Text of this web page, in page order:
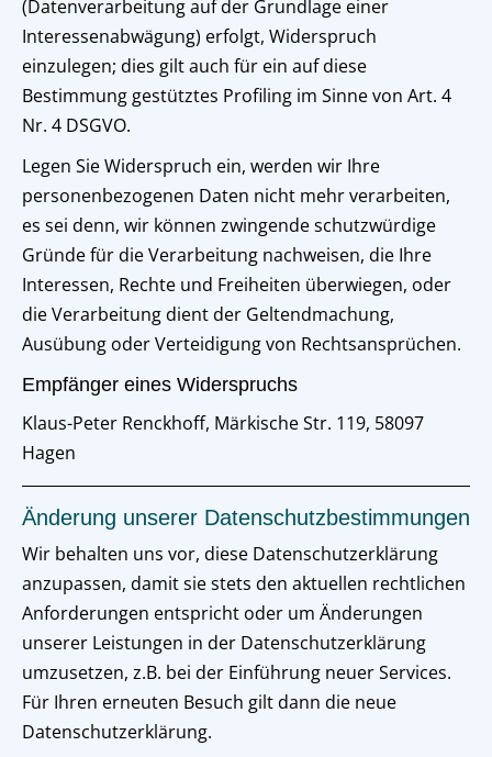
(Datenverarbeitung auf der Grundlage einer
Interessenabwägung) erfolgt, Widerspruch
einzulegen; dies gilt auch für ein auf diese
Bestimmung gestütztes Profiling im Sinne von Art. 4
Nr. 4 DSGVO.
Legen Sie Widerspruch ein, werden wir Ihre
personenbezogenen Daten nicht mehr verarbeiten,
es sei denn, wir können zwingende schutzwürdige
Gründe für die Verarbeitung nachweisen, die Ihre
Interessen, Rechte und Freiheiten überwiegen, oder
die Verarbeitung dient der Geltendmachung,
Ausübung oder Verteidigung von Rechtsansprüchen.
Empfänger eines Widerspruchs
Klaus-Peter Renckhoff, Märkische Str. 119, 58097
Hagen
Änderung unserer Datenschutzbestimmungen
Wir behalten uns vor, diese Datenschutzerklärung
anzupassen, damit sie stets den aktuellen rechtlichen
Anforderungen entspricht oder um Änderungen
unserer Leistungen in der Datenschutzerklärung
umzusetzen, z.B. bei der Einführung neuer Services.
Für Ihren erneuten Besuch gilt dann die neue
Datenschutzerklärung.